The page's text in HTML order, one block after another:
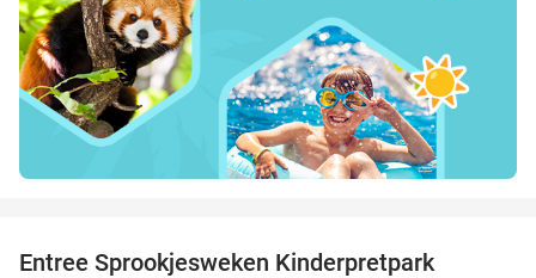
Entree Sprookjesweken Kinderpretpark